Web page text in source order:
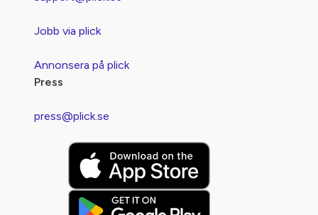
Jobb via plick
Annonsera på plick
Press
press@plick.se